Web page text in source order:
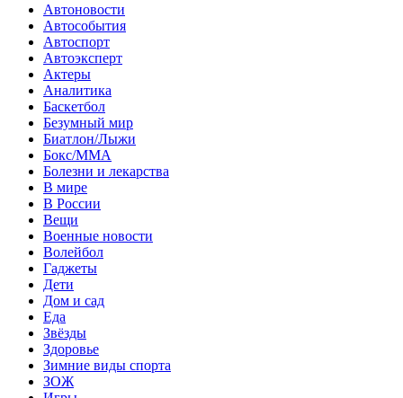
Автоновости
Автособытия
Автоспорт
Автоэксперт
Актеры
Аналитика
Баскетбол
Безумный мир
Биатлон/Лыжи
Бокс/MMA
Болезни и лекарства
В мире
В России
Вещи
Военные новости
Волейбол
Гаджеты
Дети
Дом и сад
Еда
Звёзды
Здоровье
Зимние виды спорта
ЗОЖ